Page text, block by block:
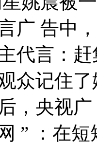
广 告中
代言：
众记住
，央视
” ：在